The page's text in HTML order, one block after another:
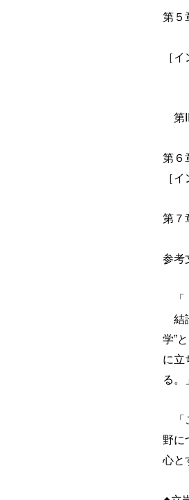
第５
［
第
第６
［
第７
参考
「
結
学”
に立
る。
「
野に
心と